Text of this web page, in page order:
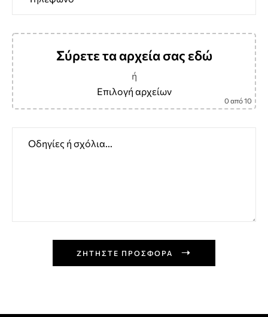
Σύρετε τα αρχεία σας εδώ
ή
Επιλογή αρχείων
0 από 10
ΖΗΤΗΣΤΕ ΠΡΟΣΦΟΡΑ